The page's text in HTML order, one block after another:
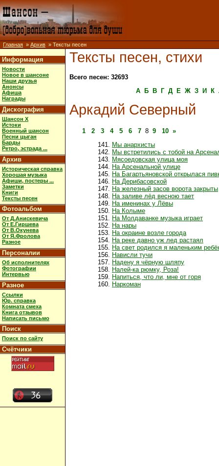
Главная » Архив » Тексты песен
Информация
Новости
Новое в шансоне
Наши друзья
Анонсы
Афиша
Награды
Дискография
Шансон X
Истоки
Военный шансон
Песни цыган
Барды
Ретро, эстрада ...
Архив
Историческая справка
Хорошая музыка
Афиши, постеры ...
Заметки
Книги
Тексты песен
Фотоальбом
От Д.Анискевича
От Е.Гиршева
От В.Окунева
От Я.Фролова
Разное
Персоналии
Об исполнителях
Фотографии
Интервью
Разное
Ссылки
Юр. справка
Комната смеха
Книга отзывов
Написать письмо
Поиск
Поиск по сайту
Счётчики
Тексты песен, стихи
Всего песен: 32693
А
Б В Г Д Е Ж З И К
Аркадий Северный
1 2 3 4 5 6 7 8 9 10 »
Мы анархисты
Мы встретились с тобой на
Мясоедовская улица моя
На Арсенальной улице
На Багартьяновской открылася
На Дерибасовской
На железный засов ворота закрыты
На заливе лёд весною тает
На именинах у Лёвы
На Колыме
На Молдаванке музыка играет
На нары
На окраине возле города
На реке давно уж лед растаял
На свет родился я маленьким
Нависли тучи
Надену я чёрную шляпу
Налей-ка рюмку, Роза!
Напиться, что ли, мне от горя
Наркоман